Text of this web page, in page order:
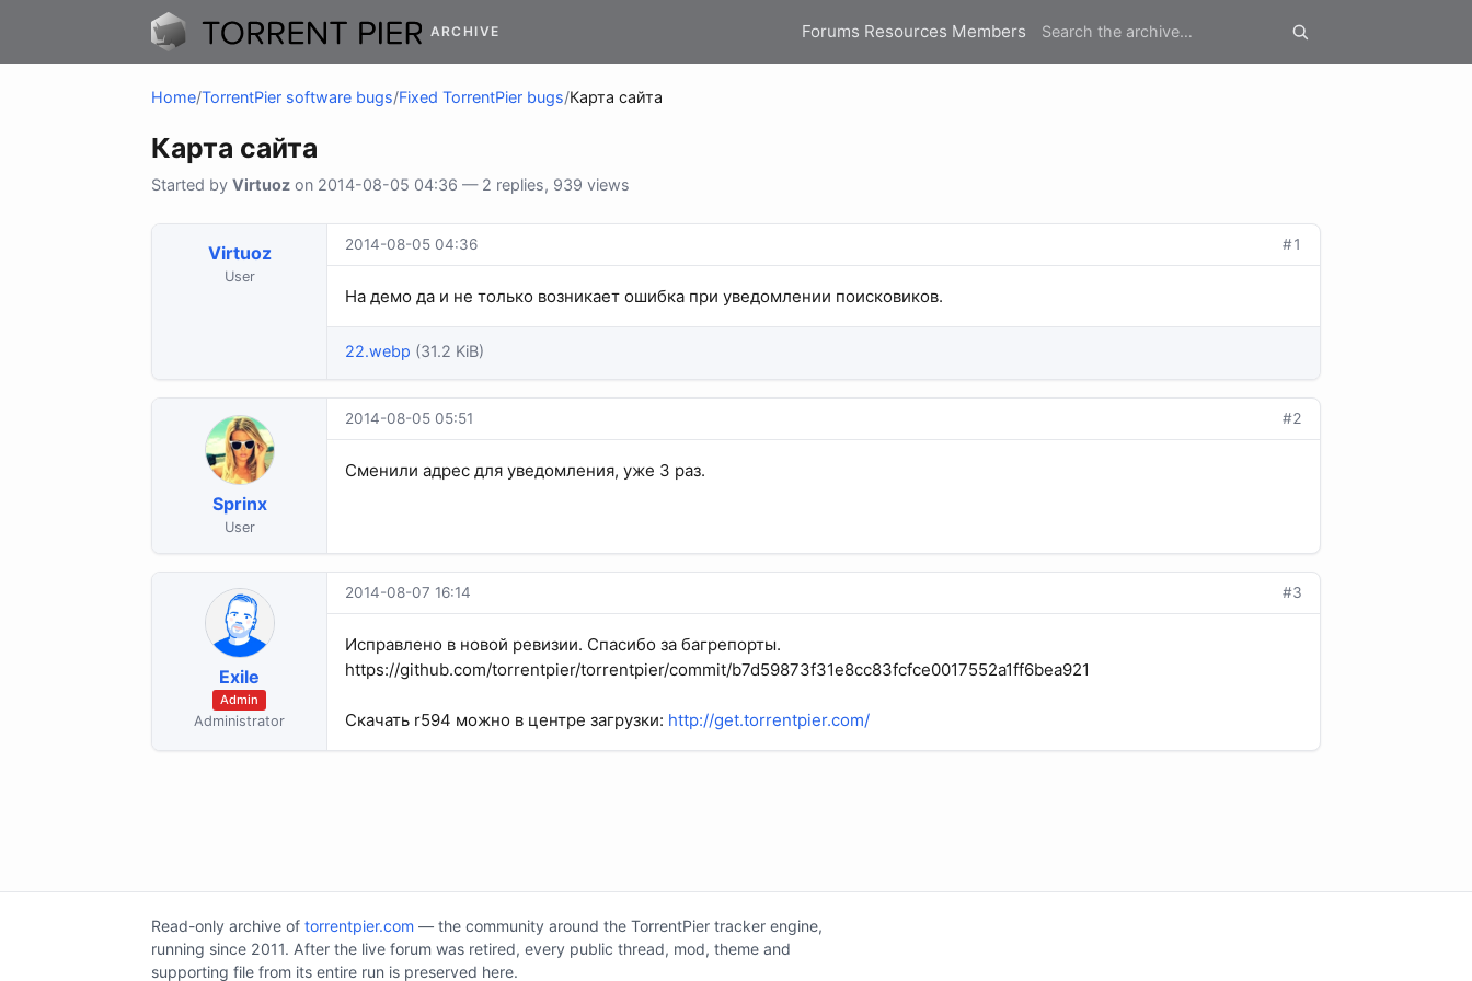
ARCHIVE Forums Resources Members
Home/TorrentPier software bugs/Fixed TorrentPier bugs/Карта сайта
Карта сайта
Started by Virtuoz on 2014-08-05 04:36 — 2 replies, 939 views
Virtuoz
User
2014-08-05 04:36 #1
На демо да и не только возникает ошибка при уведомлении поисковиков.
22.webp (31.2 KiB)
Sprinx
User
2014-08-05 05:51 #2
Сменили адрес для уведомления, уже 3 раз.
Exile
Admin
Administrator
2014-08-07 16:14 #3
Исправлено в новой ревизии. Спасибо за багрепорты.
https://github.com/torrentpier/torrentpier/commit/b7d59873f31e8cc83fcfce0017552a1ff6bea921
Скачать r594 можно в центре загрузки: http://get.torrentpier.com/
Read-only archive of torrentpier.com — the community around the TorrentPier tracker engine,
running since 2011. After the live forum was retired, every public thread, mod, theme and
supporting file from its entire run is preserved here.